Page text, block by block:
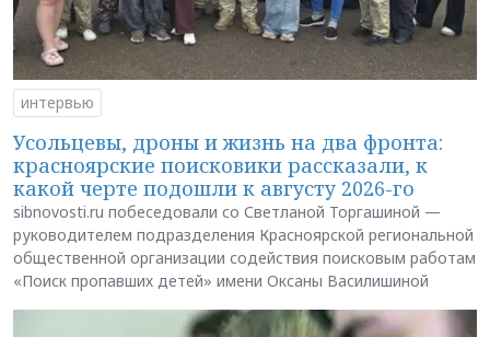
интервью
Усольцевы, дроны и жизнь на два фронта:
красноярские поисковики рассказали, к
какой черте подошли к августу 2026-го
sibnovosti.ru побеседовали со Светланой Торгашиной —
руководителем подразделения Красноярской региональной
общественной организации содействия поисковым работам
«Поиск пропавших детей» имени Оксаны Василишиной